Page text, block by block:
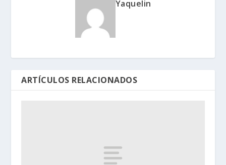
Yaquelin
ARTÍCULOS RELACIONADOS